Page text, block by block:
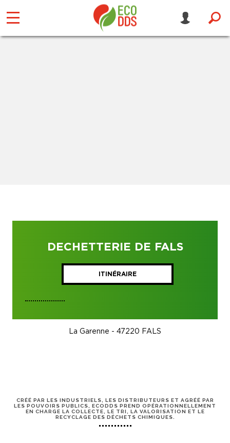
DECHETTERIE DE FALS
ITINÉRAIRE
La Garenne - 47220 FALS
CRÉÉ PAR LES INDUSTRIELS, LES DISTRIBUTEURS ET AGRÉÉ PAR
LES POUVOIRS PUBLICS, ECODDS PREND OPÉRATIONNELLEMENT
EN CHARGE LA COLLECTE, LE TRI, LA VALORISATION ET LE
RECYCLAGE DES DÉCHETS CHIMIQUES.